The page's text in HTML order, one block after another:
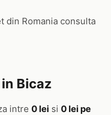
din Romania consulta
Bicaz
intre 0 lei si 0 lei pe